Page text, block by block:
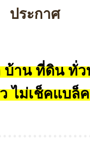
ประกาศ
าน ที่ดิน ทั่ว
ว ไม่เช็คแบล็